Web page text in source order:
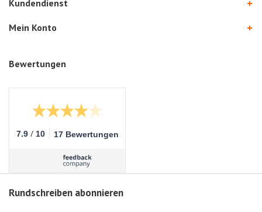
Kundendienst
Mein Konto
Bewertungen
7.9 / 10 17 Bewertungen
Rundschreiben abonnieren